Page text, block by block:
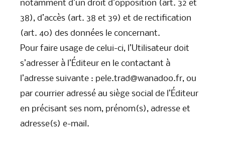
notamment d’un droit d’opposition (art. 32 et
38), d’accès (art. 38 et 39) et de rectification
(art. 40) des données le concernant.
Pour faire usage de celui-ci, l’Utilisateur doit
s’adresser à l’Éditeur en le contactant à
l’adresse suivante : pele.trad@wanadoo.fr, ou
par courrier adressé au siège social de l’Éditeur
en précisant ses nom, prénom(s), adresse et
adresse(s) e-mail.